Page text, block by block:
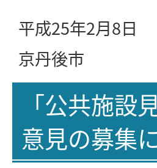
平成25年2月8日
京丹後市
「公共施設
意見の募集